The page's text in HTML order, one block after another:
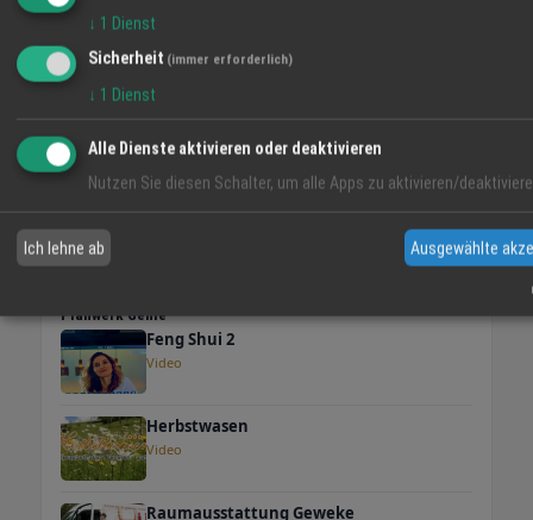
VIDEO-TIPP
Planwerk Gehle
Feng Shui 2
Video
Herbstwasen
Video
Raumausstattung Geweke
↓ 1 Dienst
Sicherheit (immer erforderlich)
↓ 1 Dienst
Alle Dienste aktivieren oder deaktivieren
Nutzen Sie diesen Schalter, um alle Apps zu aktivieren/
Ich lehne ab Ausgewählte